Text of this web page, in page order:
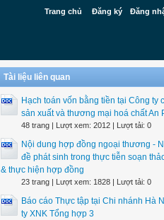
Trang chủ Đăng ký Đăng
Tài liệu liên quan
Hạch toán vốn bằng tiền tại Công ty
sản xuất và thương mại hoá chất An
48 trang | Lượt xem: 2012 | Lượt tải: 0
Nội dung hợp đồng ngoại thương -
đề phát sinh trong thực tiễn soạn
& thực hiện hợp đồng
23 trang | Lượt xem: 1828 | Lượt tải: 0
Báo cáo Thực tập tại Chi nhánh Hà
ty XNK Tổng hợp 3